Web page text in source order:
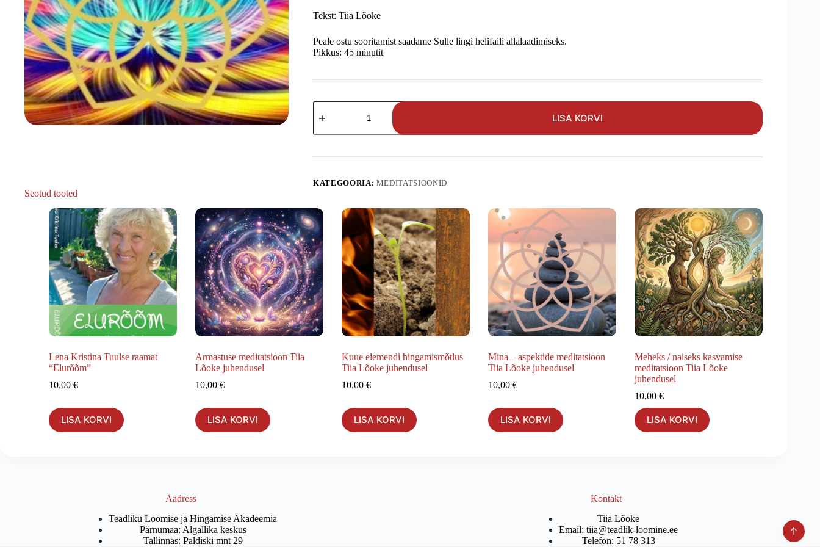
Tekst: Tiia Lõoke
Peale ostu sooritamist saadame Sulle lingi helifaili allalaadimiseks.
Pikkus: 45 minutit
Energiakeskuste
meditatsioon
Lõoke
kogus
LISA KORVI
KATEGOORIA: MEDITATSIOONID
Seotud tooted
Lena Kristina Tuulse raamat
“Elurõõm”
10,00 €
LISA KORVI
Armastuse meditatsioon Tiia
Lõoke juhendusel
10,00€
LISA KORVI
Kuue elemendi hingamismõtlus
Tiia Lõoke juhendusel
10,00€
LISA KORVI
Mina – aspektide meditatsioon
Tiia Lõoke juhendusel
10,00€
LISA KORVI
Meheks / naiseks kasvamise
meditatsioon Tiia Lõoke
juhendusel
10,00€
LISA KORVI
Aadress
Teadliku Loomise ja Hingamise Akadeemia
Pärnumaa: Algallika keskus
Tallinnas: Paldiski mnt 29
Kontakt
Tiia Lõoke
Email: tiia@teadlik-loomine.ee
Telefon: 51 78 313